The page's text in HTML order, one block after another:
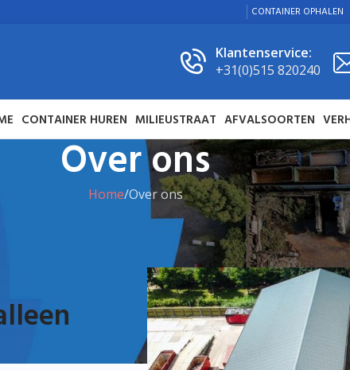
CONTAINER OPHALEN
Klantenservice:
+31(0)515 820240
CONTAINER HUREN MILIEUSTRAAT AFVALSOORTEN
Over ons
Home Over ons